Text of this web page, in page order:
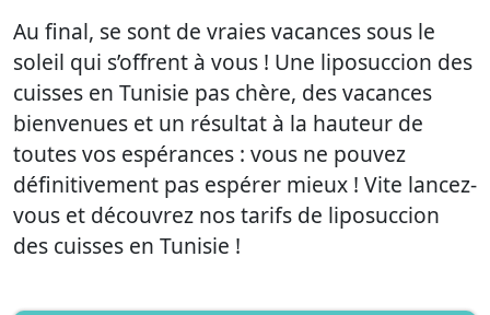
Au final, se sont de vraies vacances sous le
soleil qui s’offrent à vous ! Une liposuccion des
cuisses en Tunisie pas chère, des vacances
bienvenues et un résultat à la hauteur de
toutes vos espérances : vous ne pouvez
définitivement pas espérer mieux ! Vite lancez-
vous et découvrez nos tarifs de liposuccion
des cuisses en Tunisie !